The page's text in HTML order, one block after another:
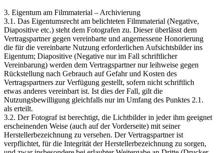
3. Eigentum am Filmmaterial – Archivierung
3.1. Das Eigentumsrecht am belichteten Filmmaterial (Negative,
Diapositive etc.) steht dem Fotografen zu. Dieser überlässt dem
Vertragspartner gegen vereinbarte und angemessene Honorierung
die für die vereinbarte Nutzung erforderlichen Aufsichtsbilder ins
Eigentum; Diapositive (Negative nur im Fall schriftlicher
Vereinbarung) werden dem Vertragspartner nur leihweise gegen
Rückstellung nach Gebrauch auf Gefahr und Kosten des
Vertragspartners zur Verfügung gestellt, sofern nicht schriftlich
etwas anderes vereinbart ist. Ist dies der Fall, gilt die
Nutzungsbewilligung gleichfalls nur im Umfang des Punktes 2.1.
als erteilt.
3.2. Der Fotograf ist berechtigt, die Lichtbilder in jeder ihm geeignet
erscheinenden Weise (auch auf der Vorderseite) mit seiner
Herstellerbezeichnung zu versehen. Der Vertragspartner ist
verpflichtet, für die Integrität der Herstellerbezeichnung zu sorgen,